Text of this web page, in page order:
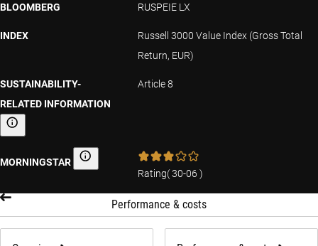
BLOOMBERG RUSPEIE LX
INDEX
Russell 3000 Value Index (Gross Total
Return, EUR)
SUSTAINABILITY-
RELATED INFORMATION
Sustainability-related information
Article 8
MORNINGSTAR Morningstar
Rating(30-06 )
Performance & costs